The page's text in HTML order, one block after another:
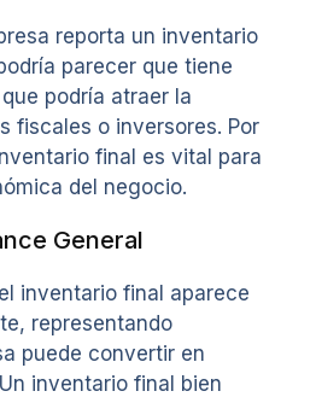
reporta un inventario
parecer que tiene
podría atraer la
fiscales o inversores. Por
final es vital para
del negocio.
General
inventario final aparece
representando
puede convertir en
inventario final bien